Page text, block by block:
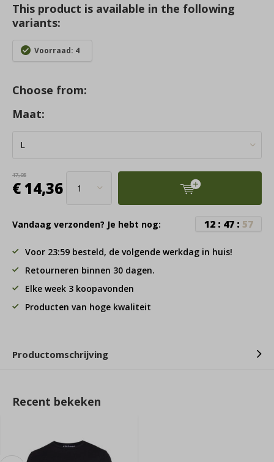
This product is available in the following
variants:
Voorraad: 4
Choose from:
Maat:
17,95
€ 14,36
Vandaag verzonden? Je hebt nog: 12: 47: 57
Voor 23:59 besteld, de volgende werkdag in huis!
Retourneren binnen 30 dagen.
Elke week 3 koopavonden
Producten van hoge kwaliteit
Productomschrijving
Recent bekeken